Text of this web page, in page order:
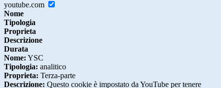
youtube.com
Nome
Tipologia
Proprieta
Descrizione
Durata
Nome: YSC
Tipologia: analitico
Proprieta: Terza-parte
Descrizione: Questo cookie è impostato da YouTube per tenere